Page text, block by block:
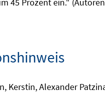
Kerstin, Alexander